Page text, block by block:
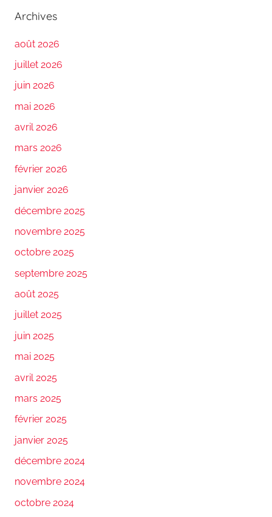
Archives
août 2026
juillet 2026
juin 2026
mai 2026
avril 2026
mars 2026
février 2026
janvier 2026
décembre 2025
novembre 2025
octobre 2025
septembre 2025
août 2025
juillet 2025
juin 2025
mai 2025
avril 2025
mars 2025
février 2025
janvier 2025
décembre 2024
novembre 2024
octobre 2024